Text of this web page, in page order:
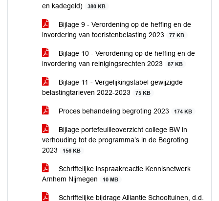
en kadegeld)
380 KB
Bijlage 9 - Verordening op de heffing en de
invordering van toeristenbelasting 2023
77 KB
Bijlage 10 - Verordening op de heffing en de
invordering van reinigingsrechten 2023
87 KB
Bijlage 11 - Vergelijkingstabel gewijzigde
belastingtarieven 2022-2023
75 KB
Proces behandeling begroting 2023 174 KB
Bijlage portefeuilleoverzicht college BW in
verhouding tot de programma’s in de Begroting
2023
156 KB
Schriftelijke inspraakreactie Kennisnetwerk
Arnhem Nijmegen
10 MB
Schriftelijke bijdrage Alliantie Schooltuinen, d.d.